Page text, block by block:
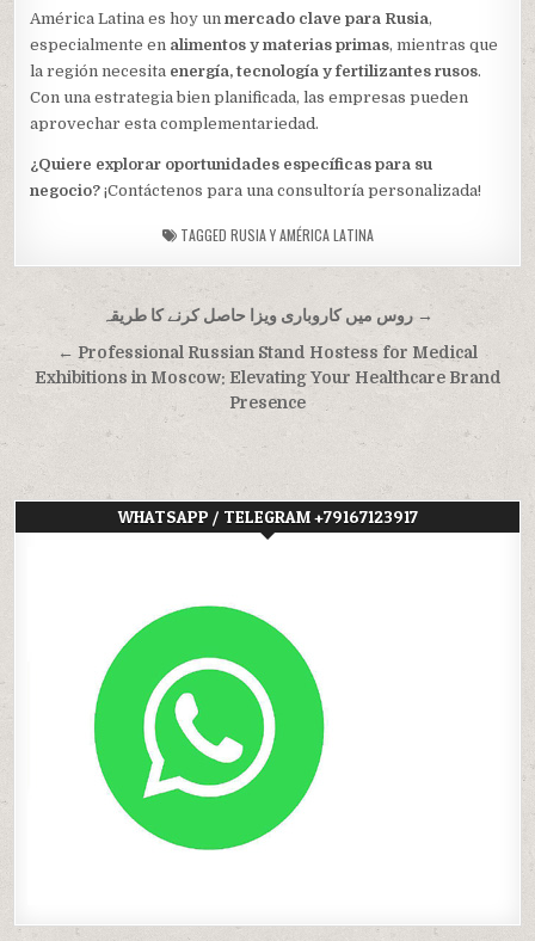
América Latina es hoy unmercado clave para Rusia,
especialmente en alimentos y materias primas, mientras que
la región necesita energía, tecnología y fertilizantes rusos.
Con una estrategia bien planificada, las empresas pueden
aprovechar esta complementariedad.
¿Quiere explorar oportunidades específicas para su
negocio? ¡Contáctenos para una consultoría personalizada!
TAGGED RUSIA Y AMÉRICA LATINA
Post
navigation
روس میں کاروباری ویزا حاصل کرنے کا طریقہ →
← Professional Russian Stand Hostess for Medical
Exhibitions in Moscow: Elevating Your Healthcare Brand
Presence
WHATSAPP / TELEGRAM +79167123917